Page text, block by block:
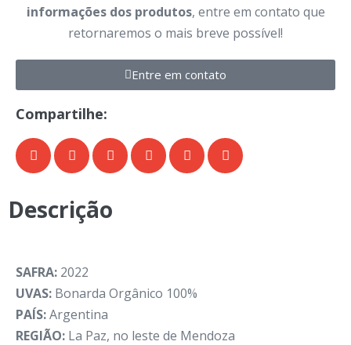
informações dos produtos, entre em contato que
retornaremos o mais breve possível!
Entre em contato
Compartilhe:
Descrição
SAFRA: 2022
UVAS: Bonarda Orgânico 100%
PAÍS:Argentina
REGIÃO: La Paz, no leste de Mendoza